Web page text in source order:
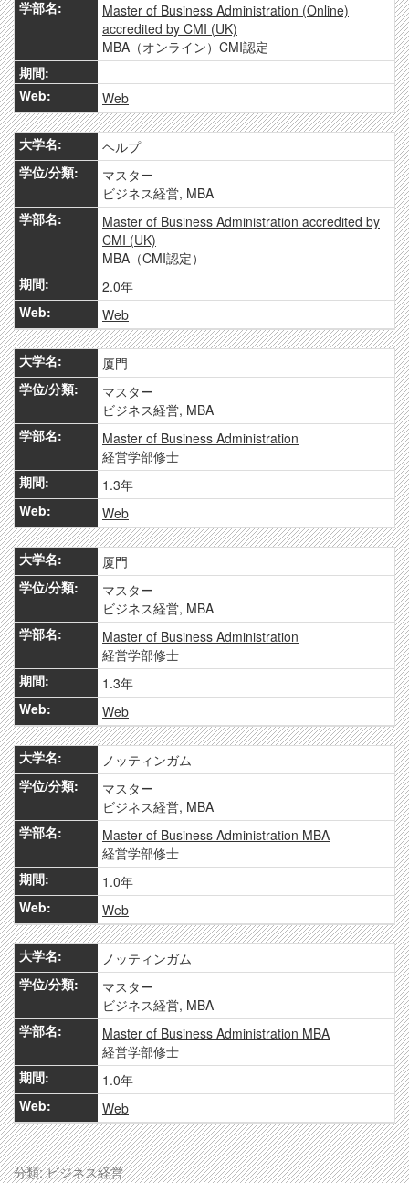
Master of Business Administration (Online)
accredited by CMI (UK)
MBA（オンライン）CMI認定
Web
ヘルプ
マスター
ビジネス経営, MBA
Master of Business Administration accredited by
CMI (UK)
MBA（CMI認定）
2.0年
Web
厦門
マスター
ビジネス経営, MBA
Master of Business Administration
経営学部修士
1.3年
Web
厦門
マスター
ビジネス経営, MBA
Master of Business Administration
経営学部修士
1.3年
Web
ノッティンガム
マスター
ビジネス経営, MBA
Master of Business Administration MBA
経営学部修士
1.0年
Web
ノッティンガム
マスター
ビジネス経営, MBA
Master of Business Administration MBA
経営学部修士
1.0年
Web
分類: ビジネス経営